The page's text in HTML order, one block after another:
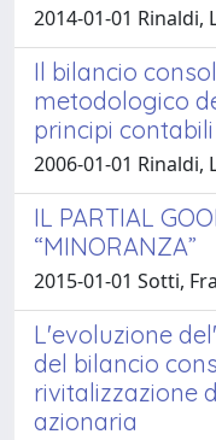
2014-01-01 Rinaldi,
Il bilancio
metodologico
principi
2006-01-01 Rinaldi,
IL PARTIAL
“MINORANZA”
2015-01-01 Sotti,
L'evoluzione
del bilancio
rivitalizzazione
azionaria